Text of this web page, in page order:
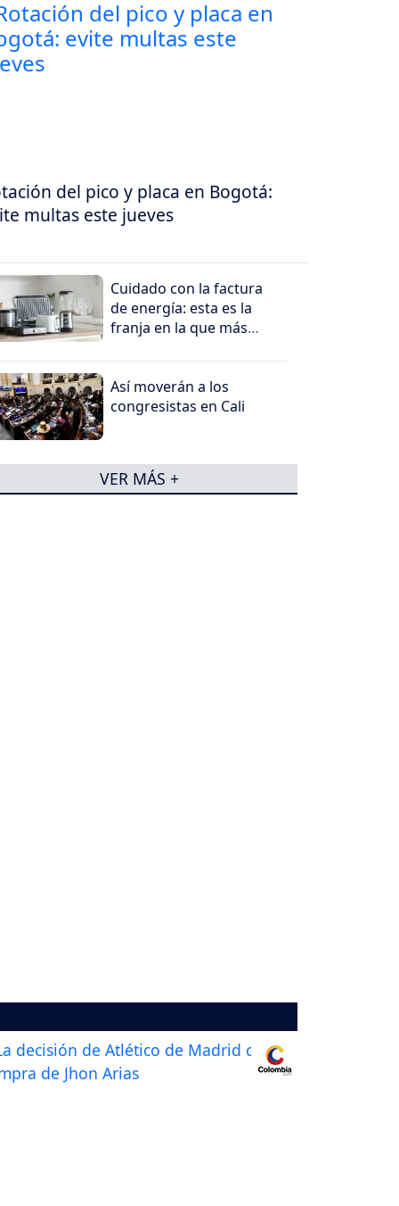
del pico y placa en Bogotá:
multas este jueves
Cuidado con la factura
de energía: esta es la
franja en la que más
electricidad
Así moverán a los
congresistas en Cali
VER MÁS +